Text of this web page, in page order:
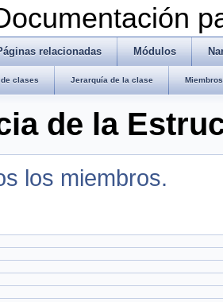
relacionadas Módulos
clases Jerarquía de la clase
de la
los miembros.